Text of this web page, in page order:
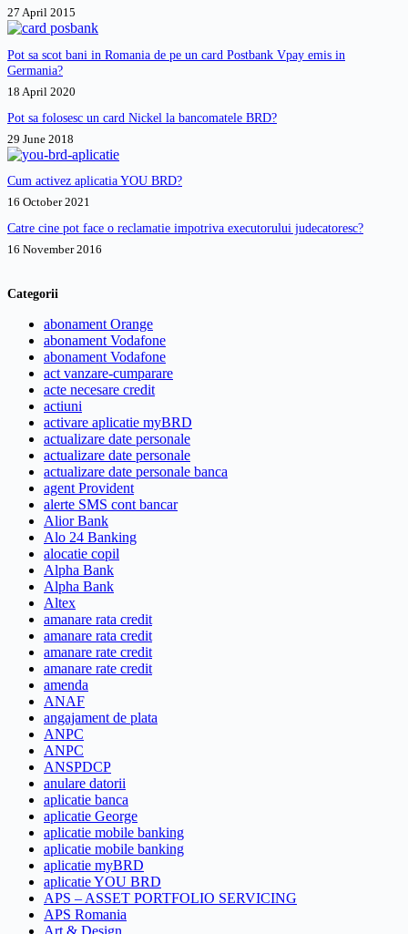
27 April 2015
Pot sa scot bani in Romania de pe un card Postbank Vpay emis in
Germania?
18 April 2020
Pot sa folosesc un card Nickel la bancomatele BRD?
29 June 2018
Cum activez aplicatia YOU BRD?
16 October 2021
Catre cine pot face o reclamatie impotriva executorului judecatoresc?
16 November 2016
Categorii
abonament Orange
abonament Vodafone
abonament Vodafone
act vanzare-cumparare
acte necesare credit
actiuni
activare aplicatie myBRD
actualizare date personale
actualizare date personale
actualizare date personale banca
agent Provident
alerte SMS cont bancar
Alior Bank
Alo 24 Banking
alocatie copil
Alpha Bank
Alpha Bank
Altex
amanare rata credit
amanare rata credit
amanare rate credit
amanare rate credit
amenda
ANAF
angajament de plata
ANPC
ANPC
ANSPDCP
anulare datorii
aplicatie banca
aplicatie George
aplicatie mobile banking
aplicatie mobile banking
aplicatie myBRD
aplicatie YOU BRD
APS – ASSET PORTFOLIO SERVICING
APS Romania